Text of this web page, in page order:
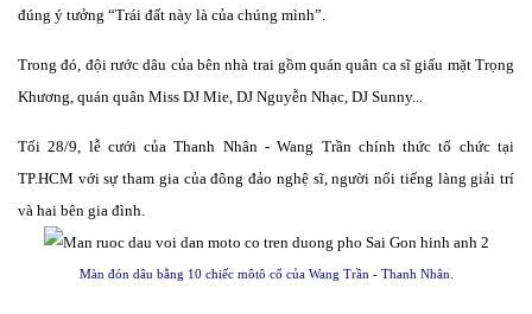
đúng ý tưởng “Trái đất này là của chúng mình”.
Trong đó, đội rước dâu của bên nhà trai gồm quán quân ca sĩ giấu mặt Trọng
Khương, quán quân Miss DJ Mie, DJ Nguyễn Nhạc, DJ Sunny...
Tối 28/9, lễ cưới của Thanh Nhân - Wang Trần chính thức tổ chức tại
TP.HCM với sự tham gia của đông đảo nghệ sĩ, người nổi tiếng làng giải trí
và hai bên gia đình.
Màn đón dâu bằng 10 chiếc môtô cổ của Wang Trần - Thanh Nhân.